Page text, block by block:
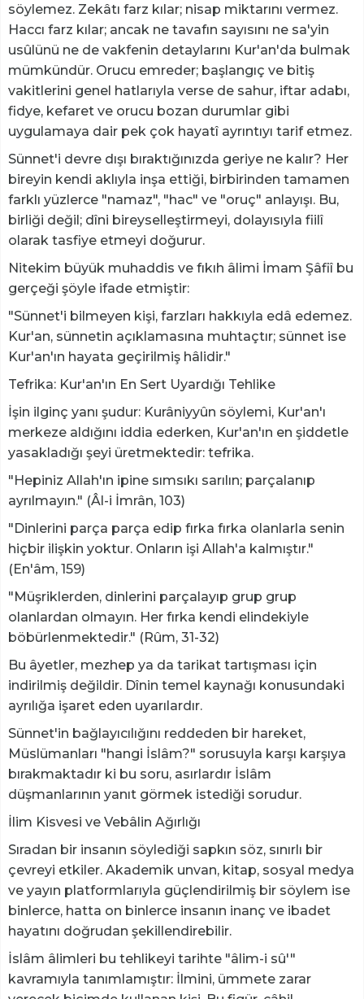
söylemez. Zekâtı farz kılar; nisap miktarını vermez.
Haccı farz kılar; ancak ne tavafın sayısını ne sa'yin
usûlünü ne de vakfenin detaylarını Kur'an'da bulmak
mümkündür. Orucu emreder; başlangıç ve bitiş
vakitlerini genel hatlarıyla verse de sahur, iftar adabı,
fidye, kefaret ve orucu bozan durumlar gibi
uygulamaya dair pek çok hayatî ayrıntıyı tarif etmez.
Sünnet'i devre dışı bıraktığınızda geriye ne kalır? Her
bireyin kendi aklıyla inşa ettiği, birbirinden tamamen
farklı yüzlerce "namaz", "hac" ve "oruç" anlayışı. Bu,
birliği değil; dîni bireyselleştirmeyi, dolayısıyla fiilî
olarak tasfiye etmeyi doğurur.
Nitekim büyük muhaddis ve fıkıh âlimi İmam Şâfiî bu
gerçeği şöyle ifade etmiştir:
"Sünnet'i bilmeyen kişi, farzları hakkıyla edâ edemez.
Kur'an, sünnetin açıklamasına muhtaçtır; sünnet ise
Kur'an'ın hayata geçirilmiş hâlidir."
Tefrika: Kur'an'ın En Sert Uyardığı Tehlike
İşin ilginç yanı şudur: Kurâniyyûn söylemi, Kur'an'ı
merkeze aldığını iddia ederken, Kur'an'ın en şiddetle
yasakladığı şeyi üretmektedir: tefrika.
"Hepiniz Allah'ın ipine sımsıkı sarılın; parçalanıp
ayrılmayın." (Âl-i İmrân, 103)
"Dinlerini parça parça edip fırka fırka olanlarla senin
hiçbir ilişkin yoktur. Onların işi Allah'a kalmıştır."
(En'âm, 159)
"Müşriklerden, dinlerini parçalayıp grup grup
olanlardan olmayın. Her fırka kendi elindekiyle
böbürlenmektedir." (Rûm, 31-32)
Bu âyetler, mezhep ya da tarikat tartışması için
indirilmiş değildir. Dînin temel kaynağı konusundaki
ayrılığa işaret eden uyarılardır.
Sünnet'in bağlayıcılığını reddeden bir hareket,
Müslümanları "hangi İslâm?" sorusuyla karşı karşıya
bırakmaktadır ki bu soru, asırlardır İslâm
düşmanlarının yanıt görmek istediği sorudur.
İlim Kisvesi ve Vebâlin Ağırlığı
Sıradan bir insanın söylediği sapkın söz, sınırlı bir
çevreyi etkiler. Akademik unvan, kitap, sosyal medya
ve yayın platformlarıyla güçlendirilmiş bir söylem ise
binlerce, hatta on binlerce insanın inanç ve ibadet
hayatını doğrudan şekillendirebilir.
İslâm âlimleri bu tehlikeyi tarihte "âlim-i sû'"
kavramıyla tanımlamıştır: İlmini, ümmete zarar